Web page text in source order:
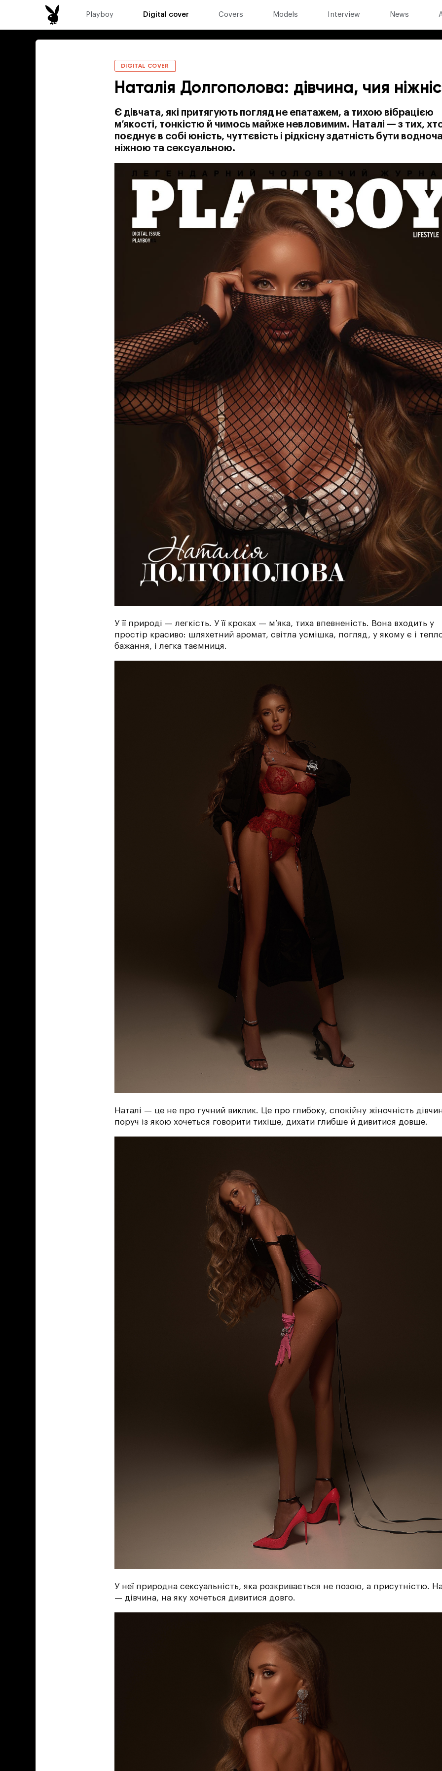
Playboy Digital cover Covers Models Interview News
DIGITAL COVER
Наталія Долгополова: дівчина, чия
Є дівчата, які притягують погляд не епатажем, а тихою вібрацією
м’якості, тонкістю й чимось майже невловимим. Наталі — з тих,
поєднує в собі юність, чуттєвість і рідкісну здатність бути
ніжною та сексуальною.
У її природі — легкість. У її кроках — м’яка, тиха впевненість. Вона входить у
простір красиво: шляхетний аромат, світла усмішка, погляд, у якому є і
бажання, і легка таємниця.
Наталі — це не про гучний виклик. Це про глибоку, спокійну жіночність
поруч із якою хочеться говорити тихіше, дихати глибше й дивитися довше.
У неї природна сексуальність, яка розкривається не позою, а присутністю.
— дівчина, на яку хочеться дивитися довго.